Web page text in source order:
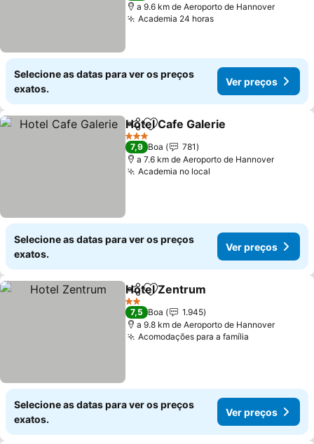
a 9.6 km de Aeroporto de Hannover
Academia 24 horas
Selecione as datas para ver os preços
exatos.
Ver preços
PartilharAdicionar aos favoritos
Hotel Cafe Galerie
3 Estrelas
7,9 Boa
781
a 7.6 km de Aeroporto de Hannover
Academia no local
Selecione as datas para ver os preços
exatos.
Ver preços
PartilharAdicionar aos favoritos
Hotel Zentrum
2 Estrelas
7,5 Boa
1.945
a 9.8 km de Aeroporto de Hannover
Acomodações para a família
Selecione as datas para ver os preços
exatos.
Ver preços